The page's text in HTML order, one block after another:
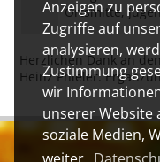
Anzeigen zu
Zugriffe auf
analysieren,
Zustimmung
wir
unserer Website
soziale Medien,
Ortsmitte,
Herzlichen Dank an
Heinz Phieler.